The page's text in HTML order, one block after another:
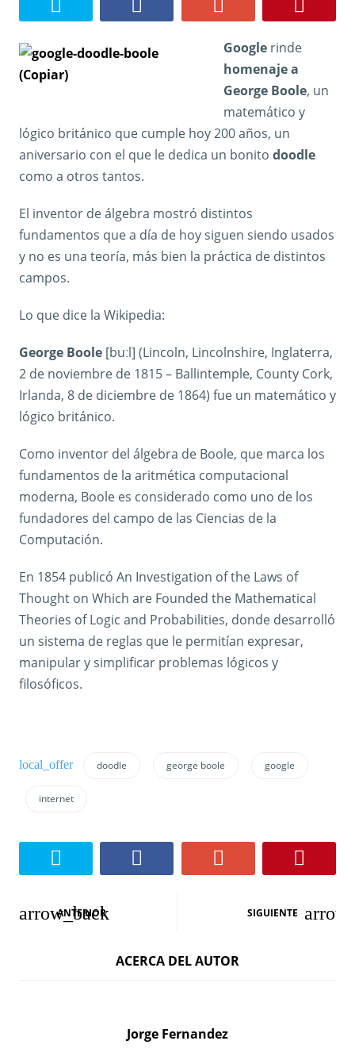
Googlerinde
homenaje a
George Boole, un
matemático y
lógico británico que cumple hoy 200 años, un
aniversario con el que le dedica un bonito doodle
como a otros tantos.
El inventor de álgebra mostró distintos
fundamentos que a día de hoy siguen siendo usados
y no es una teoría, más bien la práctica de distintos
campos.
Lo que dice la Wikipedia:
George Boole [buːl] (Lincoln, Lincolnshire, Inglaterra,
2 de noviembre de 1815 – Ballintemple, County Cork,
Irlanda, 8 de diciembre de 1864) fue un matemático y
lógico británico.
Como inventor del álgebra de Boole, que marca los
fundamentos de la aritmética computacional
moderna, Boole es considerado como uno de los
fundadores del campo de las Ciencias de la
Computación.
En 1854 publicó An Investigation of the Laws of
Thought on Which are Founded the Mathematical
Theories of Logic and Probabilities, donde desarrolló
un sistema de reglas que le permitían expresar,
manipular y simplificar problemas lógicos y
filosóficos.
doodle george boole google
internet
N
ANTERIOR SIGUIENTE
ACERCA DEL AUTOR
Jorge Fernandez